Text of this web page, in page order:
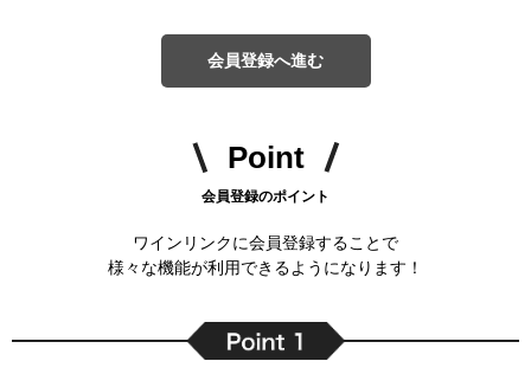
会員登録へ進む
Point
会員登録のポイント
ワインリンクに会員登録することで
様々な機能が利用できるようになります！